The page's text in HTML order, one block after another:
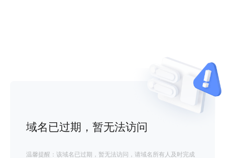
域名已过期，暂无法访问
温馨提醒：该域名已过期，暂无法访问，请域名所有人及时完成